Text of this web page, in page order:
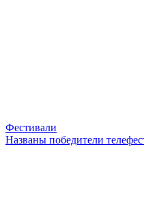
Фестивали
Названы победители